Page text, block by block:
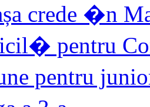
crede �n
pentru
pentru